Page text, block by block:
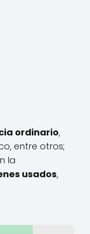
ordinario,
entre otros;
la
usados,